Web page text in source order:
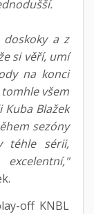
a z
si věří, umí
na konci
všem
Blažek
sezóny
téhle sérii,
off KNBL